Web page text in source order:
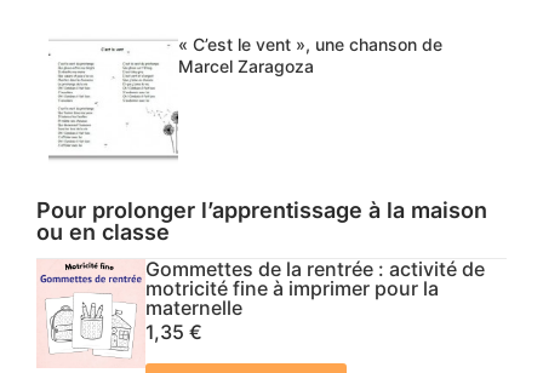
« C’est le vent », une chanson de
Marcel Zaragoza
Pour prolonger l’apprentissage à la maison
ou en classe
Gommettes de la rentrée : activité de
motricité fine à imprimer pour la
maternelle
1,35 €